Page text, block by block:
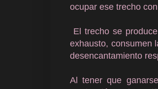
ocupar ese trecho
El trecho se
exhausto, consumen
desencantamiento
Al tener que